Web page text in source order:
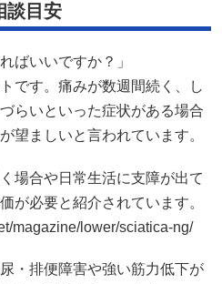
談目安
ばいいですか？」
です。痛みが数週間続く、し
らいといった症状がある場合
望ましいと言われています。
場合や日常生活に支障が出て
が必要と紹介されています。
magazine/lower/sciatica-ng/
・排便障害や強い筋力低下が